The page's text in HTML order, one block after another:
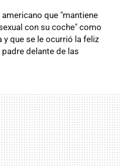
que "mantiene
con su coche" como
que se le ocurrió la feliz
delante de las